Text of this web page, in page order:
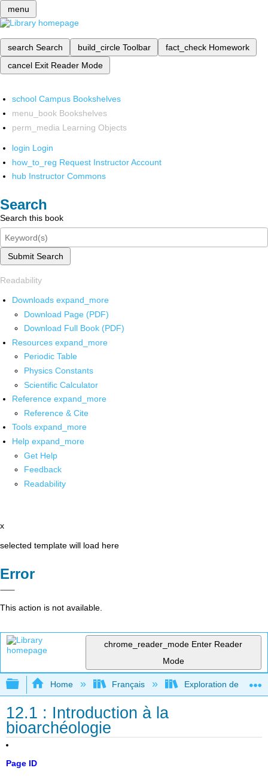
menu
search Search build_circle Toolbar fact_check Homework
cancel Exit Reader Mode
school Campus Bookshelves
menu_book Bookshelves
perm_media Learning Objects
login Login
how_to_reg Request Instructor Account
hub Instructor Commons
Search
Search this book
Submit Search
Readability
Downloads expand_more
Download Page (PDF)
Download Full Book (PDF)
Resources expand_more
Periodic Table
Physics Constants
Scientific Calculator
Reference expand_more
Reference & Cite
Tools expand_more
Help expand_more
Get Help
Feedback
Readability
x
selected template will load here
Error
This action is not available.
chrome_reader_mode Enter Reader
Mode
Expand/collapse global hierarchy
Home Français Exploration de
12.1 : Introduction à la
bioarchéologie
Page ID